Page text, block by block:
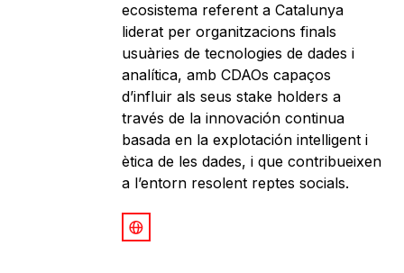
ecosistema referent a Catalunya
liderat per organitzacions finals
usuàries de tecnologies de dades i
analítica, amb CDAOs capaços
d’influir als seus stake holders a
través de la innovación continua
basada en la explotación intelligent i
ètica de les dades, i que contribueixen
a l’entorn resolent reptes socials.